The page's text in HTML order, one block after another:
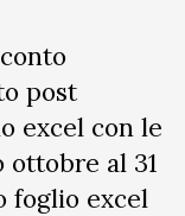
post
excel con le
al 31
foglio excel